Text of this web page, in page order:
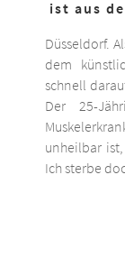
ist aus
Düsseldorf.
dem
schnell
Der 25-
unheilbar
Ich sterbe